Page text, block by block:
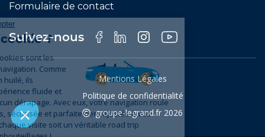
Formulaire de contact
Suivez-nous
Mentions Légales
Politique de confidentialité
groupe-legrand.fr 2026